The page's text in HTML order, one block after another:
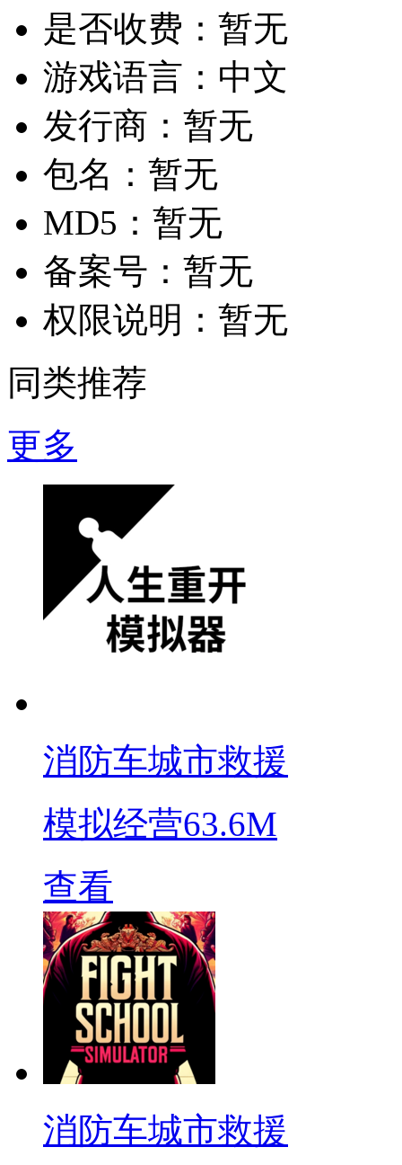
是否收费： 暂无
游戏语言： 中文
发行商： 暂无
包名： 暂无
MD5： 暂无
备案号： 暂无
权限说明： 暂无
同类推荐
更多
消防车城市救援
模拟经营63.6M
查看
消防车城市救援